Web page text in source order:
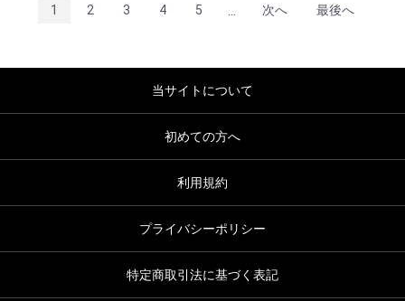
1 2 3 4 5 ... 次へ 最後へ
当サイトについて
初めての方へ
利用規約
プライバシーポリシー
特定商取引法に基づく表記